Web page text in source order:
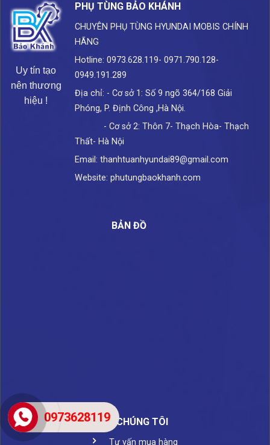
Uy tín tạo
nên thương
hiệu !
PHỤ TÙNG BẢO KHÁNH
CHUYÊN PHỤ TÙNG HYUNDAI MOBIS CHÍNH
HÃNG
Hotline: 0973.628.119- 0971.790.128-
0949.191.289
Địa chỉ: - Cơ sở 1: Số 9 ngõ 364/168 Giải
Phóng, P. Định Công ,Hà Nội.
- Cơ sở 2: Thôn 7- Thạch Hòa- Thạch
Thất- Hà Nội
Email: thanhtuanhyundai89@gmail.com
Website: phutungbaokhanh.com
BẢN ĐỒ
VỀ CHÚNG TÔI
Tư vấn mua hàng
0973628119